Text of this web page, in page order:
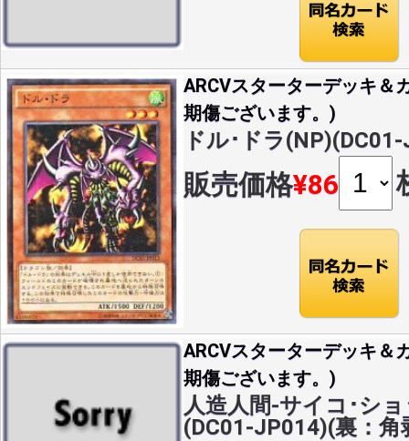
ARCVスターターデッキ＆
期傷ございます。)
ドル･ドラ
販売価格¥86
ARCVスターターデッキ＆
期傷ございます。)
人造人間-サイコ･シ
(DC01-JP014)(裏：角